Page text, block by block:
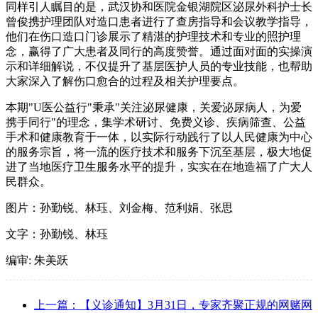
同样引人瞩目的是，武汉协和医院金银湖院区泌尿外科护士长
曾俊携护理团队对造口患者进行了查房指导和会议教学指导，
他们在伤口造口门诊展示了精湛的护理技术和专业的照护理
念，赢得了广大患者及同行的高度赞誉。通过面对面的实操演
示和详细解说，不仅提升了基层医护人员的专业技能，也帮助
大家深入了解伤口愈合的过程及相关护理要点。
本期"U医公益行"秉承"关注泌尿健康，关爱泌尿病人，为爱
携手同行"的理念，集学术研讨、免费义诊、疾病筛查、公益
手术和健康教育于一体，以实际行动践行了以人民健康为中心
的服务宗旨，将一流的医疗技术和服务下沉至基层，极大地促
进了当地医疗卫生服务水平的提升，实实在在地造福了广大人
民群众。
图片：孙勤锐、林珏、刘金梅、范利娟、张思
文字：孙勤锐、林珏
编审: 朱美跃
上一篇：【义诊通知】3月31日，专家齐聚正规的网赌网